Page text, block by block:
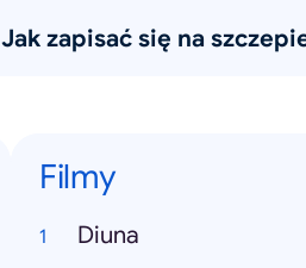
Jak zapisać się na
Filmy
Diuna